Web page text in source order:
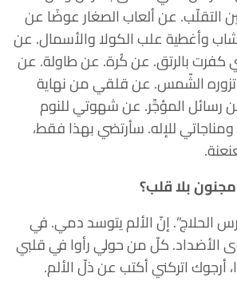
التقلّب. عن ألعاب الصغار عوضًا عن
وأغطية علب الكولا والأسمال. عن
كفرت بالرتق. عن كُرة. عن طاولة. عن
تزوره الشّمس. عن قلقي من نهاية
رسائل المؤجِّر. عن شهوتي للنوم
للإله. سأرتضي بهذا فقط،
بلا قلب؟
إنّ الألم يتوسد دمي. في
الأضداد. كلّ من حولي رأوا في قلبي
أرجوك اتركني أكتب عن ذلّ الألم.